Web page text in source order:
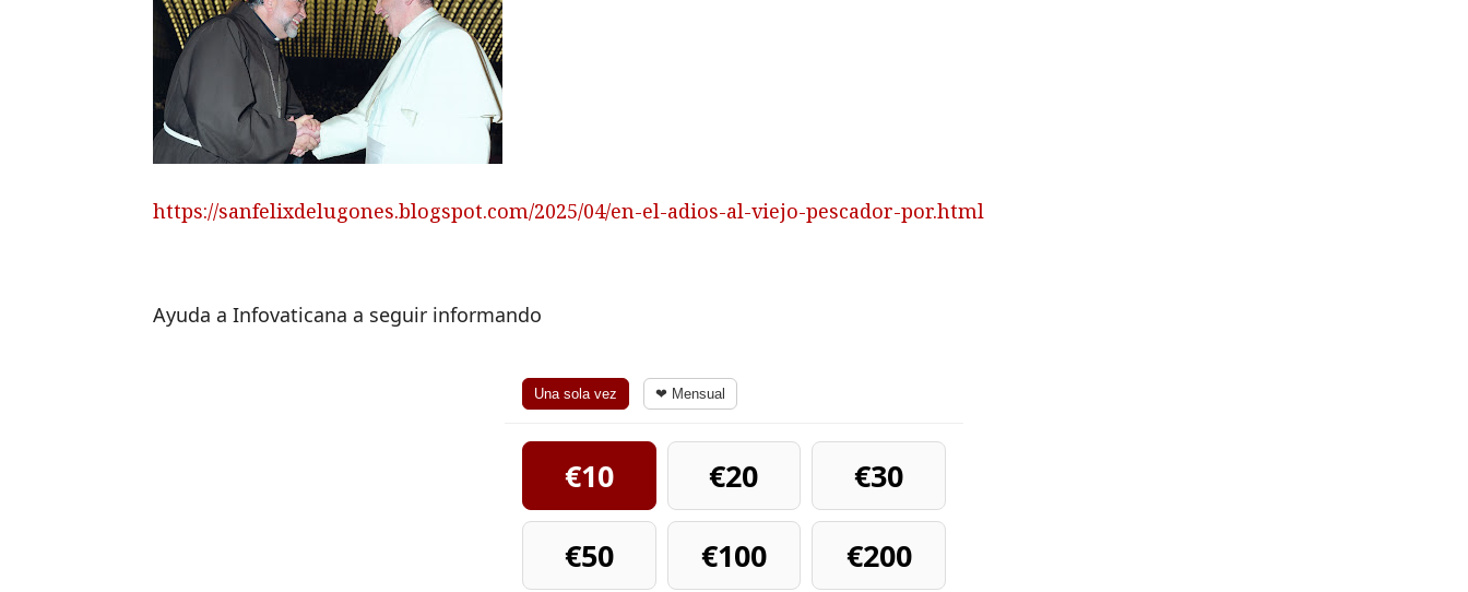
https://sanfelixdelugones.blogspot.com/2025/04/en-el-adios-al-viejo-pescador-por.html
Ayuda a Infovaticana a seguir informando
Una sola vez ❤ Mensual
€10 €20
€30
€50
€100 €200